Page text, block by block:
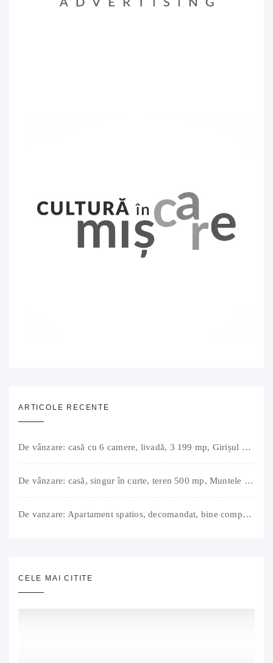
ARTICOLE RECENTE
De vânzare: casă cu 6 camere, livadă, 3 199 mp, Girișul Negru, Bihor, 42 000 Euro. Comision 0.
De vânzare: casă, singur în curte, teren 500 mp, Muntele Găina, Oradea. 157.000 € (negociabil). Comision 0.
De vanzare: Apartament spatios, decomandat, bine compartimentat, 3 camere, 2 bai, bucatarie, suprafață utilă de 64 mp + 3 balcoane (11 mp), strada Barierei, zona Dragos Voda Oradea. 89 500 E (neg). Comision 0
CELE MAI CITITE